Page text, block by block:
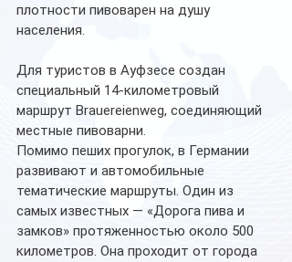
плотности пивоварен на душу
населения.
Для туристов в Ауфзесе создан
специальный 14-километровый
маршрут Brauereienweg, соединяющий
местные пивоварни.
Помимо пеших прогулок, в Германии
развивают и автомобильные
тематические маршруты. Один из
самых известных — «Дорога пива и
замков» протяженностью около 500
километров. Она проходит от города